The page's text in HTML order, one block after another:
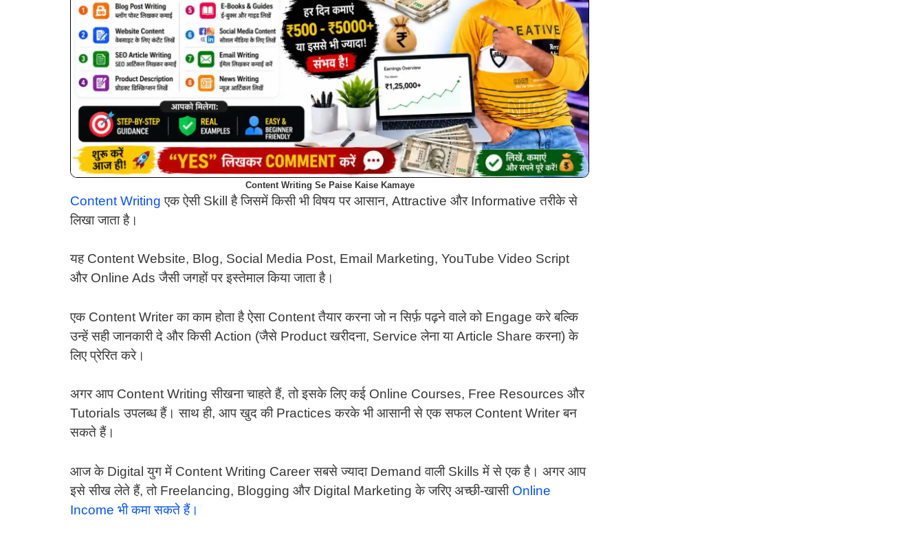
Content Writing Se Paise Kaise Kamaye
Content Writing एक ऐसी Skill है जिसमें किसी भी विषय पर आसान, Attractive और Informative तरीके से
लिखा जाता है।
यह Content Website, Blog, Social Media Post, Email Marketing, YouTube Video Script
और Online Ads जैसी जगहों पर इस्तेमाल किया जाता है।
एक Content Writer का काम होता है ऐसा Content तैयार करना जो न सिर्फ़ पढ़ने वाले को Engage करे बल्कि
उन्हें सही जानकारी दे और किसी Action (जैसे Product खरीदना, Service लेना या Article Share करना) के
लिए प्रेरित करे।
अगर आप Content Writing सीखना चाहते हैं, तो इसके लिए कई Online Courses, Free Resources और
Tutorials उपलब्ध हैं। साथ ही, आप खुद की Practices करके भी आसानी से एक सफल Content Writer बन
सकते हैं।
आज के Digital युग में Content Writing Career सबसे ज्यादा Demand वाली Skills में से एक है। अगर आप
इसे सीख लेते हैं, तो Freelancing, Blogging और Digital Marketing के जरिए अच्छी-खासी Online
Income भी कमा सकते हैं।